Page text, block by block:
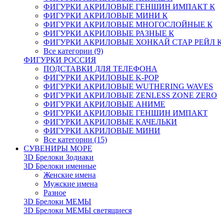
ФИГУРКИ АКРИЛОВЫЕ ГЕНШИН ИМПАКТ К
ФИГУРКИ АКРИЛОВЫЕ МИНИ К
ФИГУРКИ АКРИЛОВЫЕ МНОГОСЛОЙНЫЕ К
ФИГУРКИ АКРИЛОВЫЕ РАЗНЫЕ К
ФИГУРКИ АКРИЛОВЫЕ ХОНКАЙ СТАР РЕЙЛ
Все категории (9)
ФИГУРКИ РОССИЯ
ПОДСТАВКИ ДЛЯ ТЕЛЕФОНА
ФИГУРКИ АКРИЛОВЫЕ K-POP
ФИГУРКИ АКРИЛОВЫЕ WUTHERING WAVES
ФИГУРКИ АКРИЛОВЫЕ ZENLESS ZONE ZERO
ФИГУРКИ АКРИЛОВЫЕ АНИМЕ
ФИГУРКИ АКРИЛОВЫЕ ГЕНШИН ИМПАКТ
ФИГУРКИ АКРИЛОВЫЕ КАЧЕЛЬКИ
ФИГУРКИ АКРИЛОВЫЕ МИНИ
Все категории (15)
СУВЕНИРЫ МОРЕ
3D Брелоки Зодиаки
3D Брелоки именные
Женские имена
Мужские имена
Разное
3D Брелоки МЕМЫ
3D Брелоки МЕМЫ светящиеся